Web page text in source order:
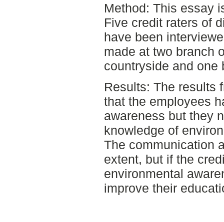
Method: This essay
Five credit raters of
have been
made at two branch
countryside and one
Results: The results
that the employees
awareness but they
knowledge of
The communication
extent, but if the
environmental
improve their